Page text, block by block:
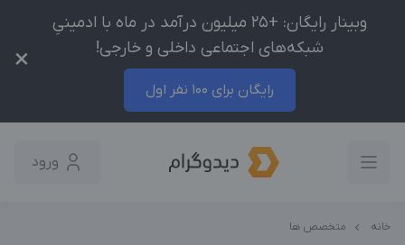
وبینار رایگان: +25 میلیون درآمد در ماه با ادمینیِ
شبکه‌های اجتماعی داخلی و خارجی!
رایگان برای 100 نفر اول
×
ورود
خانه متخصص ها